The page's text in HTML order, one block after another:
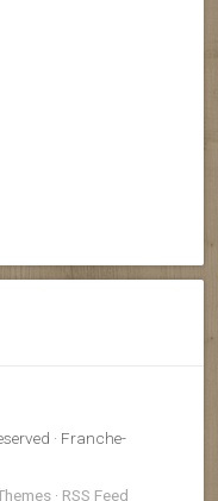
· Franche-
· RSS Feed